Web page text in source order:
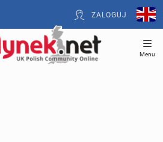
ZALOGUJ
Menu